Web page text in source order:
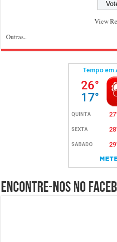
View
Outras..
Encontre-nos no